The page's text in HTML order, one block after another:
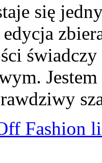
się
Fashion